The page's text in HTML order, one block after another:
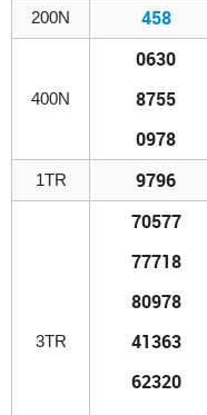
200N 458
400N
0630
8755
0978
1TR 9796
3TR
70577
77718
80978
41363
62320